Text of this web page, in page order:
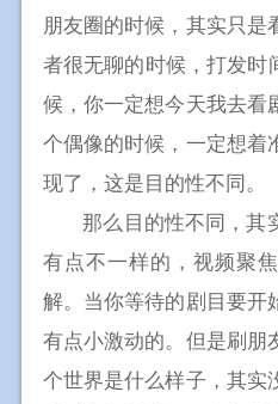
朋友圈的时候，其实只是
者很无聊的时候，打发时
候，你一定想今天我去看
个偶像的时候，一定想着
现了，这是目的性不同。
那么目的性不同，其
有点不一样的，视频聚
解。当你等待的剧目要开
有点小激动的。但是刷朋
个世界是什么样子，其实